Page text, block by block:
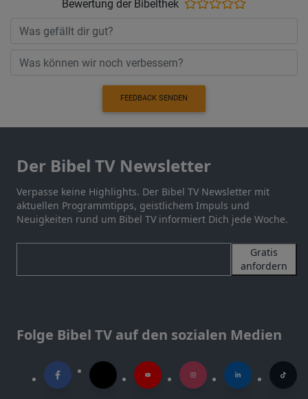
Bewertung der Bibelthek
FEEDBACK SENDEN
Der Bibel TV Newsletter
Verpasse keine Highlights. Der Bibel TV Newsletter mit
aktuellen Programmtipps, geistlichem Impuls und
Neuigkeiten rund um Bibel TV informiert Dich jede Woche.
Gratis
anfordern
Folge Bibel TV auf den sozialen Medien